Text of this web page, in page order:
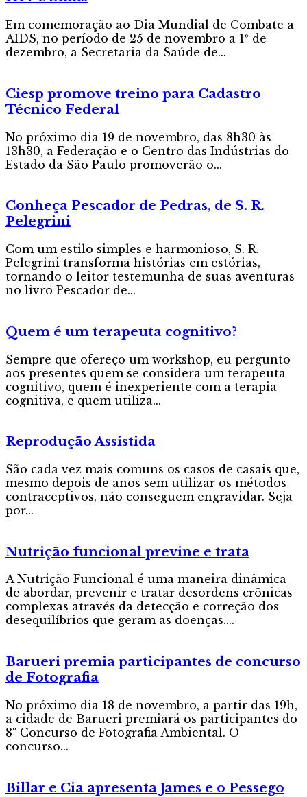
Em comemoração ao Dia Mundial de Combate a
AIDS, no período de 25 de novembro a 1º de
dezembro, a Secretaria da Saúde de...
Ciesp promove treino para Cadastro
Técnico Federal
No próximo dia 19 de novembro, das 8h30 às
13h30, a Federação e o Centro das Indústrias do
Estado da São Paulo promoverão o...
Conheça Pescador de Pedras, de S. R.
Pelegrini
Com um estilo simples e harmonioso, S. R.
Pelegrini transforma histórias em estórias,
tornando o leitor testemunha de suas aventuras
no livro Pescador de...
Quem é um terapeuta cognitivo?
Sempre que ofereço um workshop, eu pergunto
aos presentes quem se considera um terapeuta
cognitivo, quem é inexperiente com a terapia
cognitiva, e quem utiliza...
Reprodução Assistida
São cada vez mais comuns os casos de casais que,
mesmo depois de anos sem utilizar os métodos
contraceptivos, não conseguem engravidar. Seja
por...
Nutrição funcional previne e trata
A Nutrição Funcional é uma maneira dinâmica
de abordar, prevenir e tratar desordens crônicas
complexas através da detecção e correção dos
desequilíbrios que geram as doenças....
Barueri premia participantes de concurso
de Fotografia
No próximo dia 18 de novembro, a partir das 19h,
a cidade de Barueri premiará os participantes do
8° Concurso de Fotografia Ambiental. O
concurso...
Billar e Cia apresenta James e o Pessego